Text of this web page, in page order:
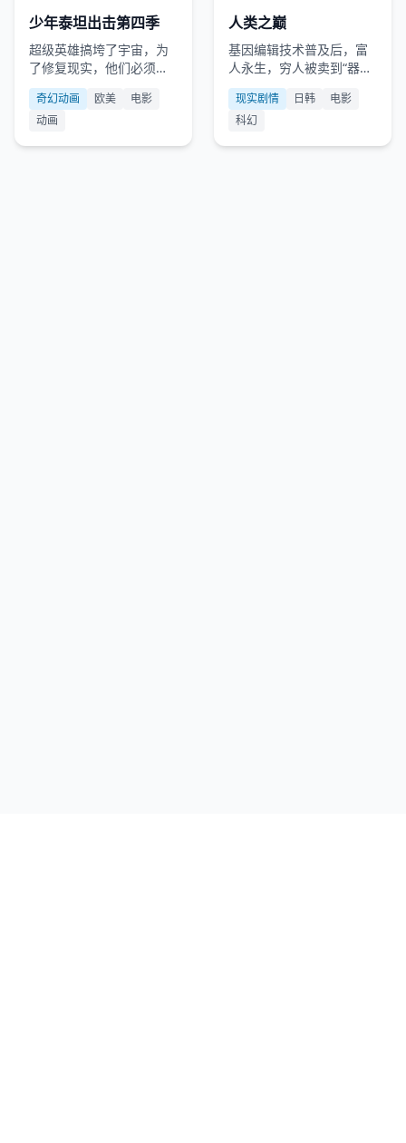
少年泰坦出击第四季
超级英雄搞垮了宇宙，为
了修复现实，他们必须去
好莱坞当群演打工还债。
奇幻动画 欧美
电影
动画
人类之巅
基因编辑技术普及后，富
人永生，穷人被卖到“器官
农场”。
现实剧情 日韩
电影
科幻